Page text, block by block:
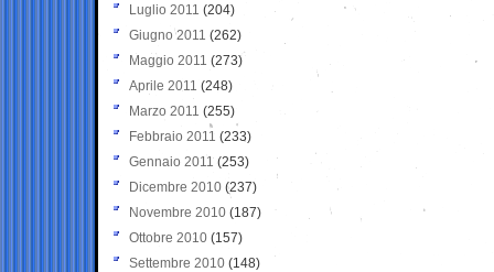
Luglio 2011 (204)
Giugno 2011 (262)
Maggio 2011 (273)
Aprile 2011 (248)
Marzo 2011 (255)
Febbraio 2011 (233)
Gennaio 2011 (253)
Dicembre 2010 (237)
Novembre 2010 (187)
Ottobre 2010 (157)
Settembre 2010 (148)